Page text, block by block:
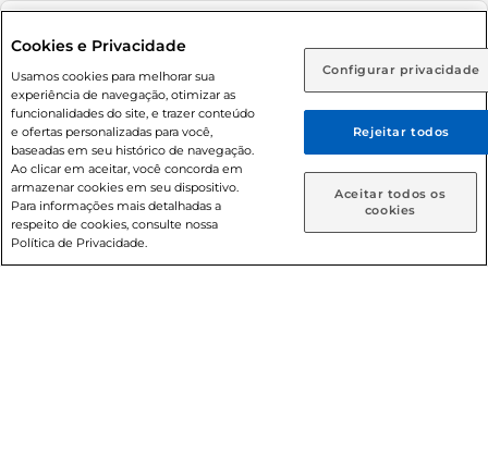
Rio de Janeiro (RJ) Goiás (GO)
Ou
Caso queira comprar online, informe como deseja receber
suas compras:
Entrega em casa Retire em Loja
Adolescente). Preços e condições exclusivos para o
prévio. O valor mínimo para as compras on-line é de R$
80,00.
© 2026 Copyright. Todos os direitos
reservados Prezunic.
Cookies e Privacidade
Usamos cookies para melhorar sua
experiência de navegação, otimizar as
funcionalidades do site, e trazer conteúdo
e ofertas personalizadas para você,
baseadas em seu histórico de navegação.
Ao clicar em aceitar, você concorda em
armazenar cookies em seu dispositivo.
Para informações mais detalhadas a
respeito de cookies, consulte nossa
Política de Privacidade.
Configurar privacidade
Rejeitar todos
Aceitar todos os
cookies